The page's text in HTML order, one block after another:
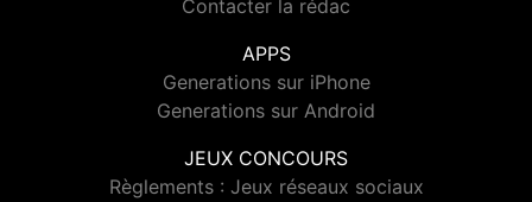
Contacter la rédac
APPS
Generations sur iPhone
Generations sur Android
JEUX CONCOURS
Règlements : Jeux réseaux sociaux